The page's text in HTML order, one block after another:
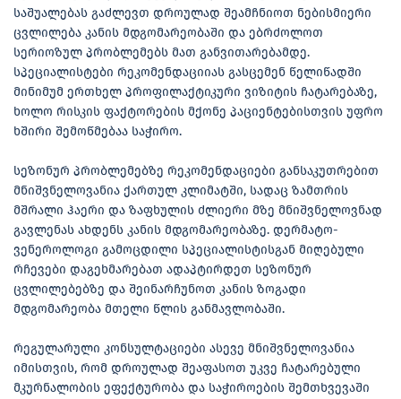
საშუალებას გაძლევთ დროულად შეამჩნიოთ ნებისმიერი
ცვლილება კანის მდგომარეობაში და ებრძოლოთ
სერიოზულ პრობლემებს მათ განვითარებამდე.
სპეციალისტები რეკომენდაციიას გასცემენ წელიწადში
მინიმუმ ერთხელ პროფილაქტიკური ვიზიტის ჩატარებაზე,
ხოლო რისკის ფაქტორების მქონე პაციენტებისთვის უფრო
ხშირი შემოწმებაა საჭირო.
სეზონურ პრობლემებზე რეკომენდაციები განსაკუთრებით
მნიშვნელოვანია ქართულ კლიმატში, სადაც ზამთრის
მშრალი ჰაერი და ზაფხულის ძლიერი მზე მნიშვნელოვნად
გავლენას ახდენს კანის მდგომარეობაზე. დერმატო-
ვენეროლოგი გამოცდილი სპეციალისტისგან მიღებული
რჩევები დაგეხმარებათ ადაპტირდეთ სეზონურ
ცვლილებებზე და შეინარჩუნოთ კანის ზოგადი
მდგომარეობა მთელი წლის განმავლობაში.
რეგულარული კონსულტაციები ასევე მნიშვნელოვანია
იმისთვის, რომ დროულად შეაფასოთ უკვე ჩატარებული
მკურნალობის ეფექტურობა და საჭიროების შემთხვევაში